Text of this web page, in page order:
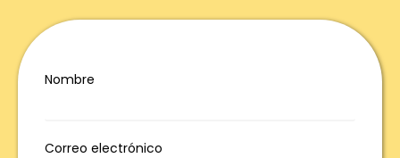
Nombre
Correo electrónico